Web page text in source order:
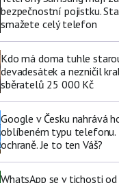
bezpečnostní pojistku.
smažete celý telefon
Kdo má doma tuhle
devadesátek a nezničil
sběratelů 25 000 Kč
Google v Česku nahrává
oblíbeném typu telefonu.
ochraně. Je to ten Váš?
WhatsApp se v tichosti